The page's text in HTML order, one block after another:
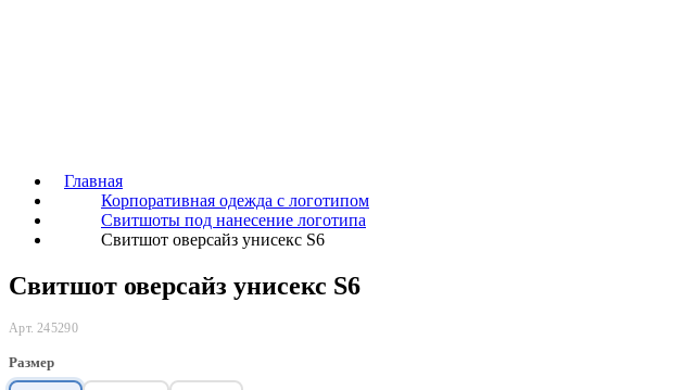
Главная
Корпоративная одежда с логотипом
Свитшоты под нанесение логотипа
Свитшот оверсайз унисекс S6
Свитшот оверсайз унисекс S6
Арт. 245290
Размер